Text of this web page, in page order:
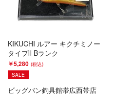
KIKUCHI ルアー キクチミノー
タイプⅡ Bランク
￥5,280
SALE
ビッグバン釣具館帯広西帯店